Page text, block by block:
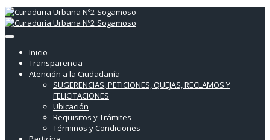
Inicio
Transparencia
Atención a la Ciudadanía
SUGERENCIAS, PETICIONES, QUEJAS, RECLAMOS Y
FELICITACIONES
Ubicación
Requisitos y Trámites
Términos y Condiciones